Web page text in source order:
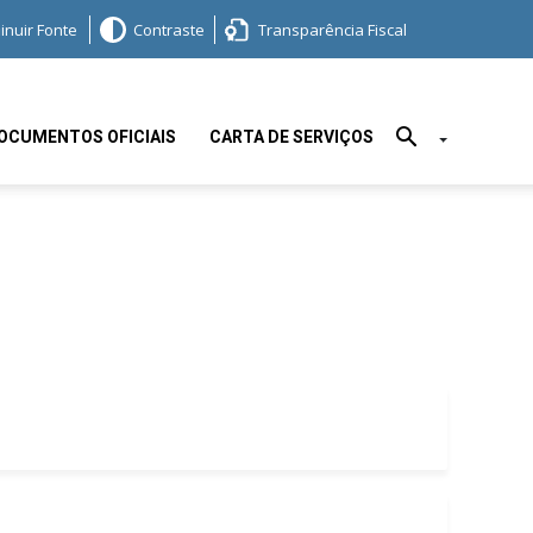
Fonte Contraste Transparência Fiscal
OFICIAIS CARTA DE SERVIÇOS